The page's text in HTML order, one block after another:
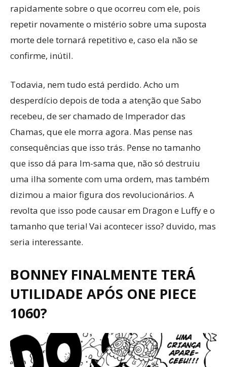
rapidamente sobre o que ocorreu com ele, pois
repetir novamente o mistério sobre uma suposta
morte dele tornará repetitivo e, caso ela não se
confirme, inútil.
Todavia, nem tudo está perdido. Acho um
desperdício depois de toda a atenção que Sabo
recebeu, de ser chamado de Imperador das
Chamas, que ele morra agora. Mas pense nas
consequências que isso trás. Pense no tamanho
que isso dá para Im-sama que, não só destruiu
uma ilha somente com uma ordem, mas também
dizimou a maior figura dos revolucionários. A
revolta que isso pode causar em Dragon e Luffy e o
tamanho que teria! Vai acontecer isso? duvido, mas
seria interessante.
BONNEY FINALMENTE TERÁ
UTILIDADE APÓS ONE PIECE
1060?